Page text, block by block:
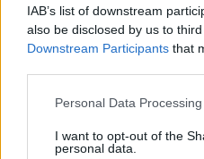
IAB’s list of downstream
also be disclosed by us to
Downstream Participants that
Personal Data
I want to opt-out of the
personal data.
και
τους
Δες επίσης